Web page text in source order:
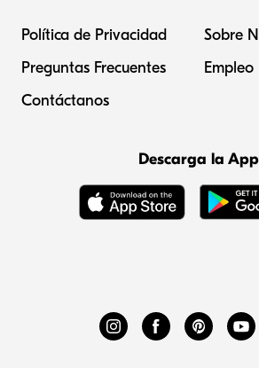
Política de Privacidad
Preguntas Frecuentes
Contáctanos
Sobre
Empleo
Descarga la App